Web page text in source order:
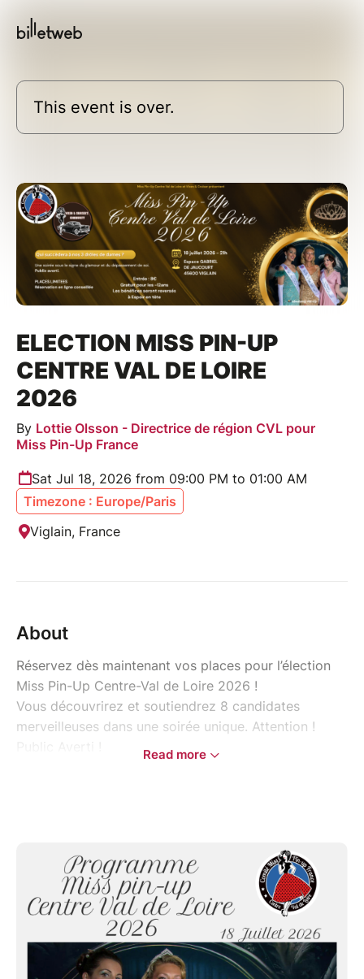
This event is over.
ELECTION MISS PIN-UP
CENTRE VAL DE LOIRE
2026
By Lottie Olsson - Directrice de région CVL pour
Miss Pin-Up France
Sat Jul 18, 2026 from 09:00 PM to 01:00 AM
Timezone : Europe/Paris
Viglain, France
About
Réservez dès maintenant vos places pour l’élection
Miss Pin-Up Centre-Val de Loire 2026 !
Vous découvrirez et soutiendrez 8 candidates
merveilleuses dans une soirée unique. Attention !
Ce livret vous plongera dans l’univers des candidates
: présentation, déroulé de l’événement et immersion
dans leur préparation depuis janvier. Le programme
vous sera remis en main propre le soir de l’élection.
Rejoignez-nous pour une soirée inoubliable !
Read more